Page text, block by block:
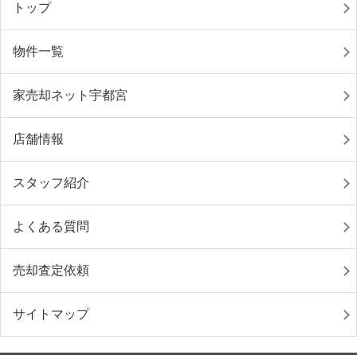
トップ
物件一覧
家売却ネット宇都宮
店舗情報
スタッフ紹介
よくある質問
売却査定依頼
サイトマップ